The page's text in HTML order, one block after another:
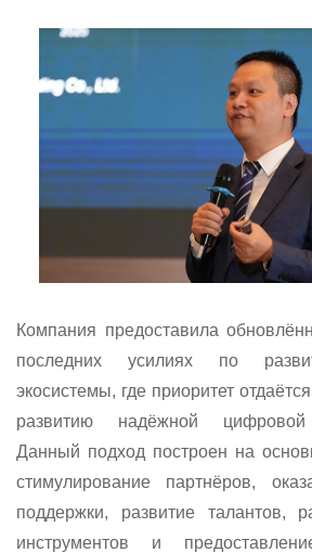
Компания предоставила
последних усилиях по
экосистемы, где приоритет
развитию надёжной цифровой
Данный подход построен на
стимулирование партнёров,
поддержки, развитие талантов,
инструментов и